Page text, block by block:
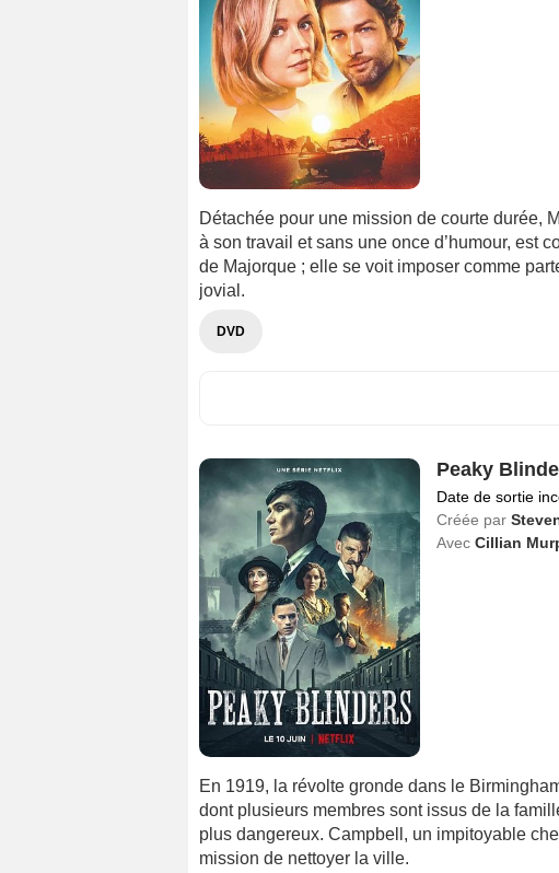
Détachée pour une mission de courte durée,
à son travail et sans une once d’humour, est
de Majorque ; elle se voit imposer comme
jovial.
DVD
Peaky
Date de sortie
Créée par
Avec Cillian
En 1919, la révolte gronde dans le
dont plusieurs membres sont issus de la
plus dangereux. Campbell, un impitoyable
mission de nettoyer la ville.